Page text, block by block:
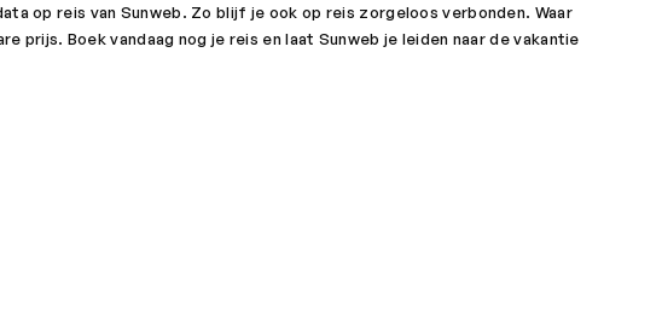
op reis van Sunweb. Zo blijf je ook op reis zorgeloos verbonden. Waar
prijs. Boek vandaag nog je reis en laat Sunweb je leiden naar de vakantie